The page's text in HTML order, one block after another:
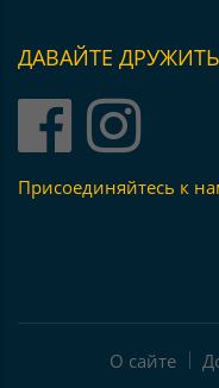
ДАВАЙТЕ ДРУЖИТЬ
Присоединяйтесь к
О сайте